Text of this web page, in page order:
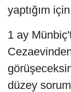
yaptığım
1 ay
düzey